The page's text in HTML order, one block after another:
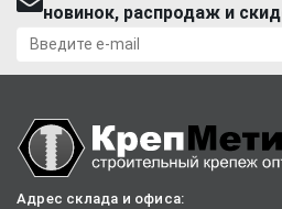
новинок, распродаж и
Адрес склада и офиса: